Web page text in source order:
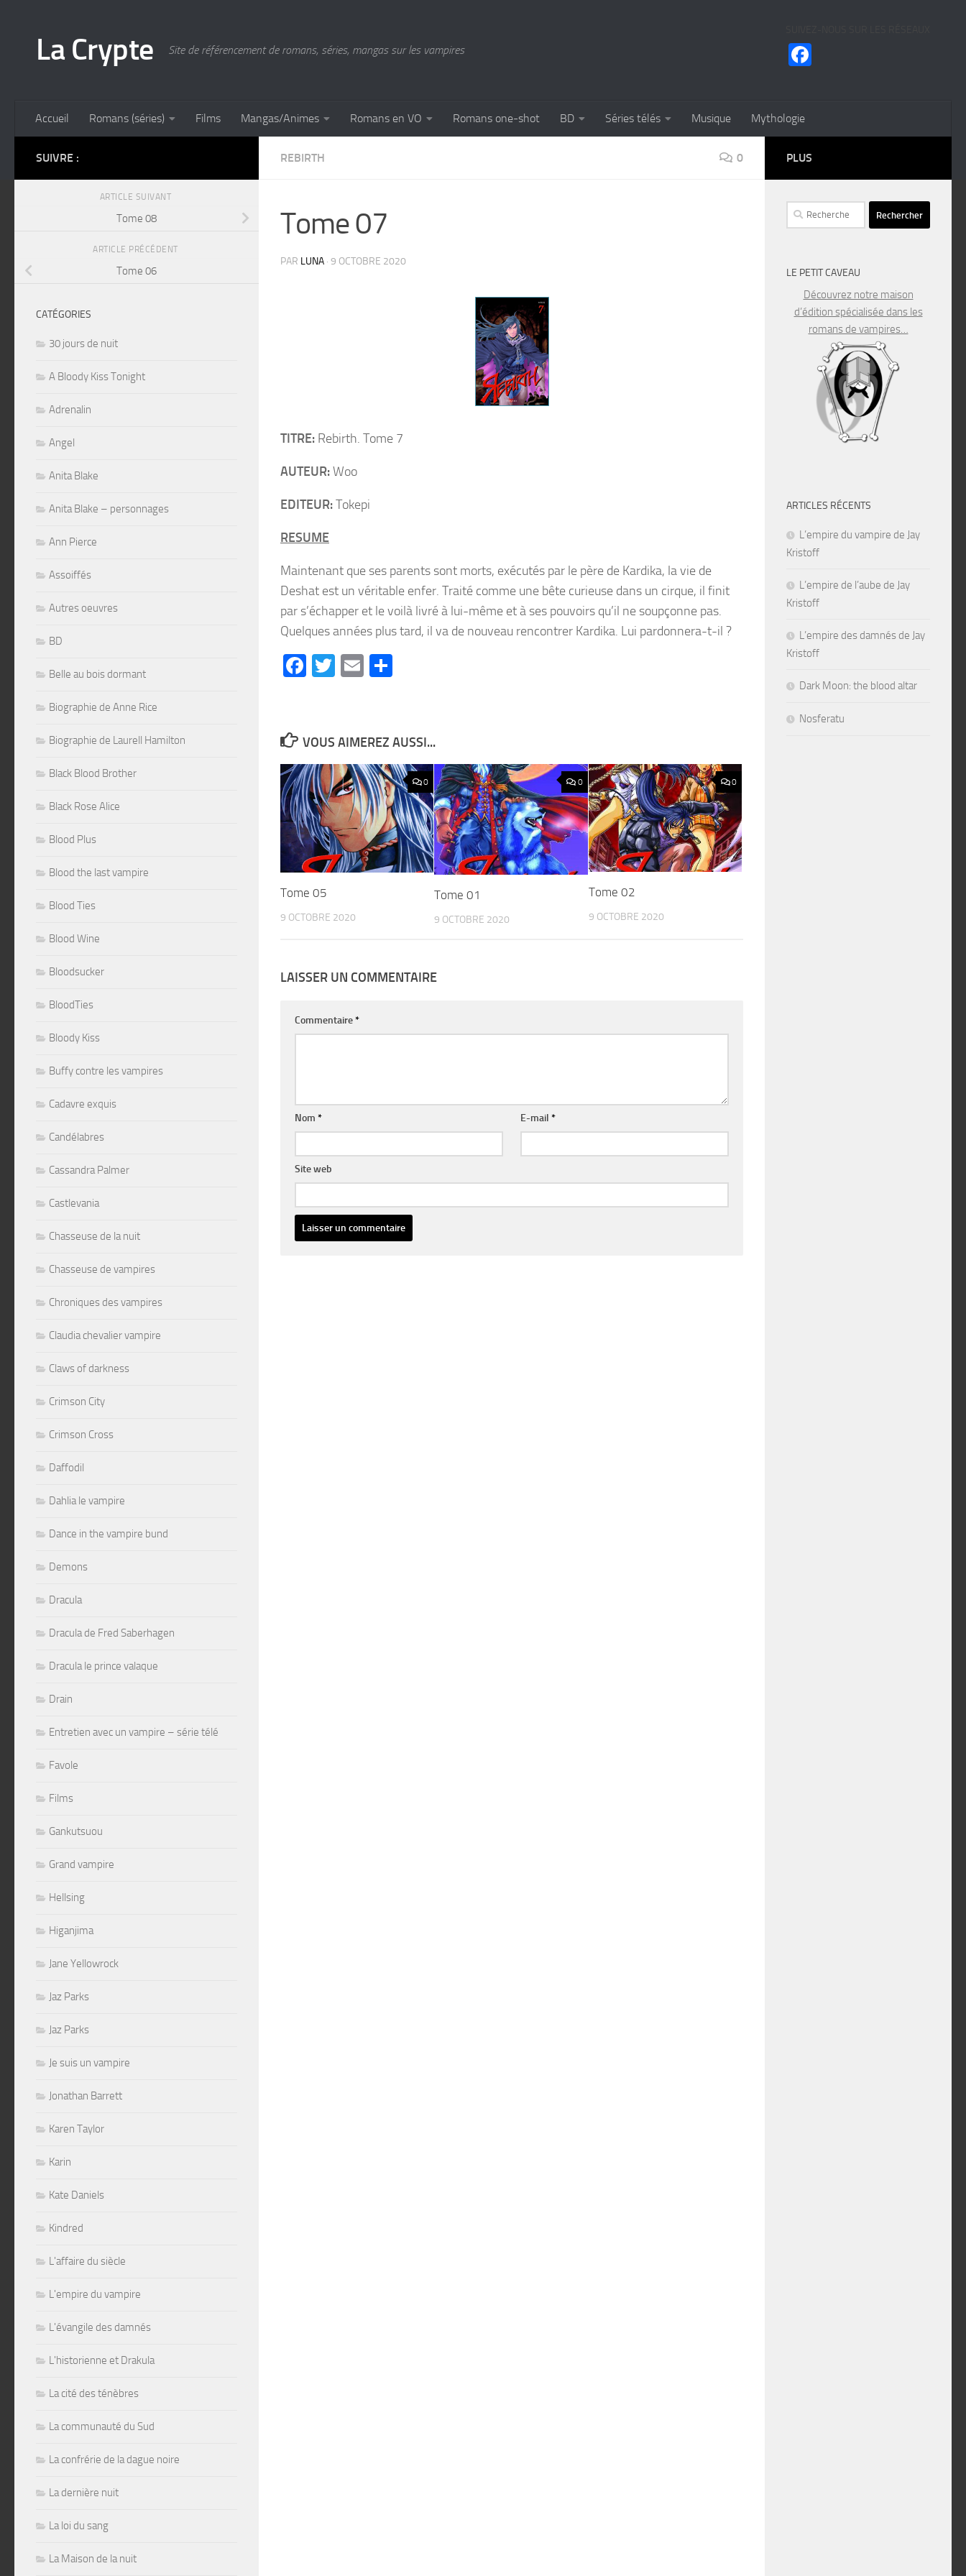
La Crypte Site de référencement de romans, séries, mangas sur les vampires
Accueil Romans (séries) Films Mangas/Animes Romans en VO Romans one-shot BD Séries télés Musique Mythologie
REBIRTH 0
Tome 07
PAR LUNA · 9 OCTOBRE 2020
TITRE: Rebirth. Tome 7
AUTEUR:Woo
EDITEUR:Tokepi
RESUME
Maintenant que ses parents sont morts, exécutés par le père de Kardika, la vie de
Deshat est un véritable enfer. Traité comme une bête curieuse dans un cirque, il finit
par s’échapper et le voilà livré à lui-même et à ses pouvoirs qu’il ne soupçonne pas.
Quelques années plus tard, il va de nouveau rencontrer Kardika. Lui pardonnera-t-il ?
Facebook
Twitter
Email
VOUS AIMEREZ AUSSI...
0
Tome 05
9 OCTOBRE 2020
0
Tome 01
9 OCTOBRE 2020
0
Tome 02
9 OCTOBRE 2020
LAISSER UN COMMENTAIRE
Commentaire*
Nom * E-mail*
Site web
SUIVRE :
ARTICLE SUIVANT
Tome 08
ARTICLE PRÉCÉDENT
Tome 06
CATÉGORIES
30 jours de nuit
A Bloody Kiss Tonight
Adrenalin
Angel
Anita Blake
Anita Blake – personnages
Ann Pierce
Assoiffés
Autres oeuvres
BD
Belle au bois dormant
Biographie de Anne Rice
Biographie de Laurell Hamilton
Black Blood Brother
Black Rose Alice
Blood Plus
Blood the last vampire
Blood Ties
Blood Wine
Bloodsucker
BloodTies
Bloody Kiss
Buffy contre les vampires
Cadavre exquis
Candélabres
Cassandra Palmer
Castlevania
Chasseuse de la nuit
Chasseuse de vampires
Chroniques des vampires
Claudia chevalier vampire
Claws of darkness
Crimson City
Crimson Cross
Daffodil
Dahlia le vampire
Dance in the vampire bund
Demons
Dracula
Dracula de Fred Saberhagen
Dracula le prince valaque
Drain
Entretien avec un vampire – série télé
Favole
Films
Gankutsuou
Grand vampire
Hellsing
Higanjima
Jane Yellowrock
Jaz Parks
Jaz Parks
Je suis un vampire
Jonathan Barrett
Karen Taylor
Karin
Kate Daniels
Kindred
L'affaire du siècle
L'empire du vampire
L'évangile des damnés
L'historienne et Drakula
La cité des ténèbres
La communauté du Sud
La confrérie de la dague noire
La dernière nuit
La loi du sang
La Maison de la nuit
PLUS
Rechercher :
LE PETIT CAVEAU
Découvrez notre maison
d’édition spécialisée dans les
romans de vampires…
ARTICLES RÉCENTS
L’empire du vampire de Jay
Kristoff
L’empire de l’aube de Jay
Kristoff
L’empire des damnés de Jay
Kristoff
Dark Moon: the blood altar
Nosferatu